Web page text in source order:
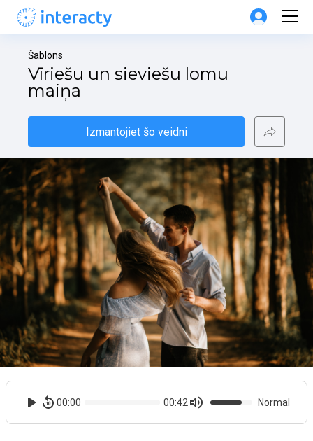
Šablons
Vīriešu un sieviešu lomu
maiņa
Izmantojiet šo veidni